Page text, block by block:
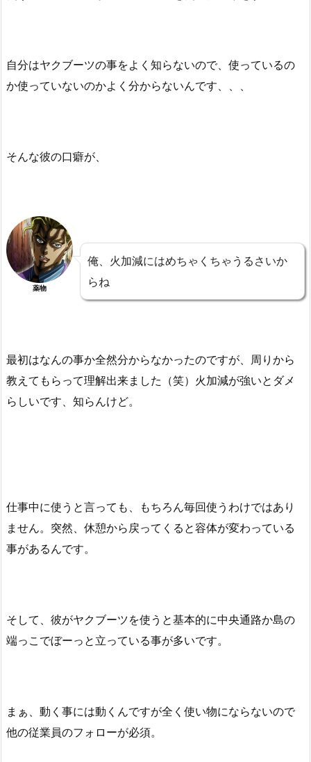
自分はヤクブーツの事をよく知らないので、使っているの
か使っていないのかよく分からないんです、、、
そんな彼の口癖が、
薬物
俺、火加減にはめちゃくちゃうるさいか
らね
最初はなんの事か全然分からなかったのですが、周りから
教えてもらって理解出来ました（笑）火加減が強いとダメ
らしいです、知らんけど。
仕事中に使うと言っても、もちろん毎回使うわけではあり
ません。突然、休憩から戻ってくると容体が変わっている
事があるんです。
そして、彼がヤクブーツを使うと基本的に中央通路か島の
端っこでぼーっと立っている事が多いです。
まぁ、動く事には動くんですが全く使い物にならないので
他の従業員のフォローが必須。